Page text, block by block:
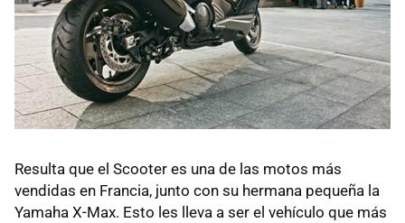
Resulta que el Scooter es una de las motos más
vendidas en Francia, junto con su hermana pequeña la
Yamaha X-Max. Esto les lleva a ser el vehículo que más